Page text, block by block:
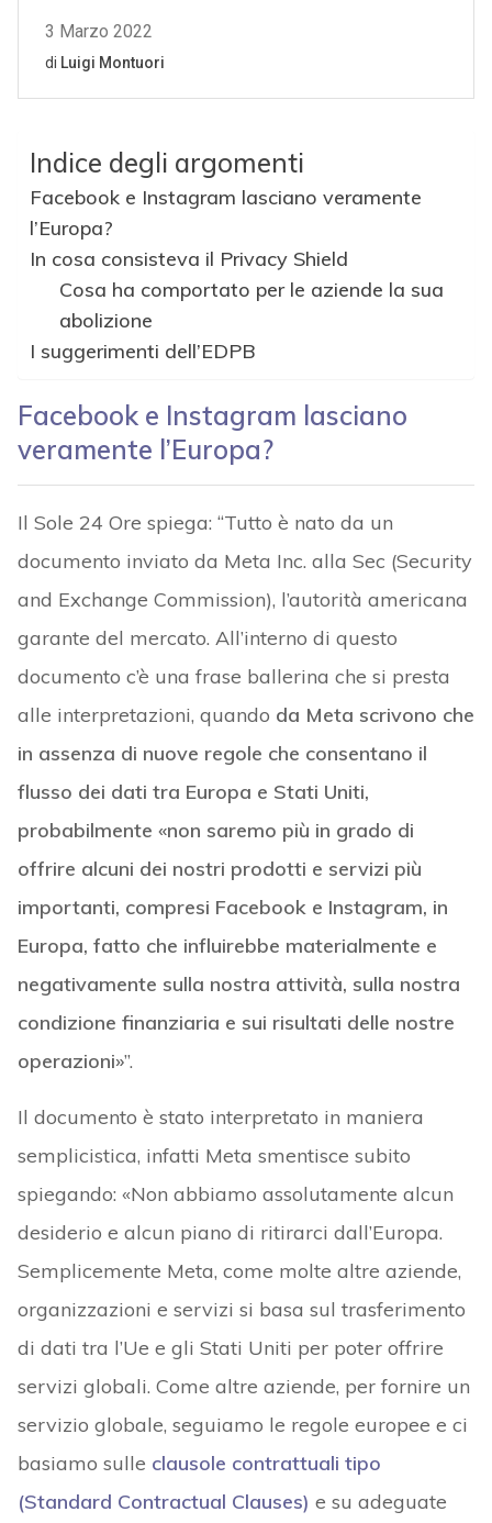
Indice degli argomenti
Facebook e Instagram lasciano veramente
l’Europa?
In cosa consisteva il Privacy Shield
Cosa ha comportato per le aziende la sua
abolizione
I suggerimenti dell’EDPB
Facebook e Instagram lasciano
veramente l’Europa?
Il Sole 24 Ore spiega: “Tutto è nato da un
documento inviato da Meta Inc. alla Sec (Security
and Exchange Commission), l’autorità americana
garante del mercato. All’interno di questo
documento c’è una frase ballerina che si presta
alle interpretazioni, quando da Meta scrivono che
in assenza di nuove regole che consentano il
flusso dei dati tra Europa e Stati Uniti,
probabilmente «non saremo più in grado di
offrire alcuni dei nostri prodotti e servizi più
importanti, compresi Facebook e Instagram, in
Europa, fatto che influirebbe materialmente e
negativamente sulla nostra attività, sulla nostra
condizione finanziaria e sui risultati delle nostre
operazioni»”.
Il documento è stato interpretato in maniera
semplicistica, infatti Meta smentisce subito
spiegando: «Non abbiamo assolutamente alcun
desiderio e alcun piano di ritirarci dall’Europa.
Semplicemente Meta, come molte altre aziende,
organizzazioni e servizi si basa sul trasferimento
di dati tra l’Ue e gli Stati Uniti per poter offrire
servizi globali. Come altre aziende, per fornire un
servizio globale, seguiamo le regole europee e ci
basiamo sulle clausole contrattuali tipo
(Standard Contractual Clauses) e su adeguate